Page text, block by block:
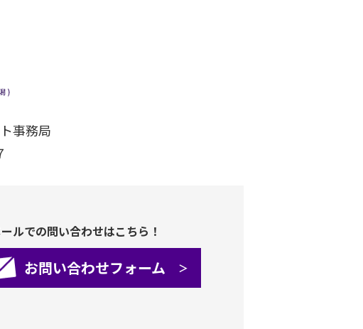
事務局
ルでの問い合わせはこちら！
お問い合わせフォーム